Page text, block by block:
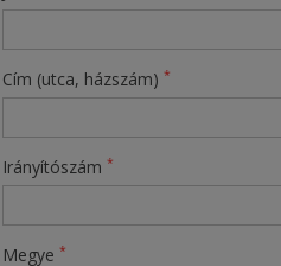
Cím (utca, házszám) *
Irányítószám *
Megye *